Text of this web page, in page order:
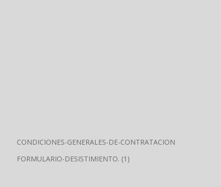
CONDICIONES-GENERALES-DE-CONTRATACION
FORMULARIO-DESISTIMIENTO. (1)